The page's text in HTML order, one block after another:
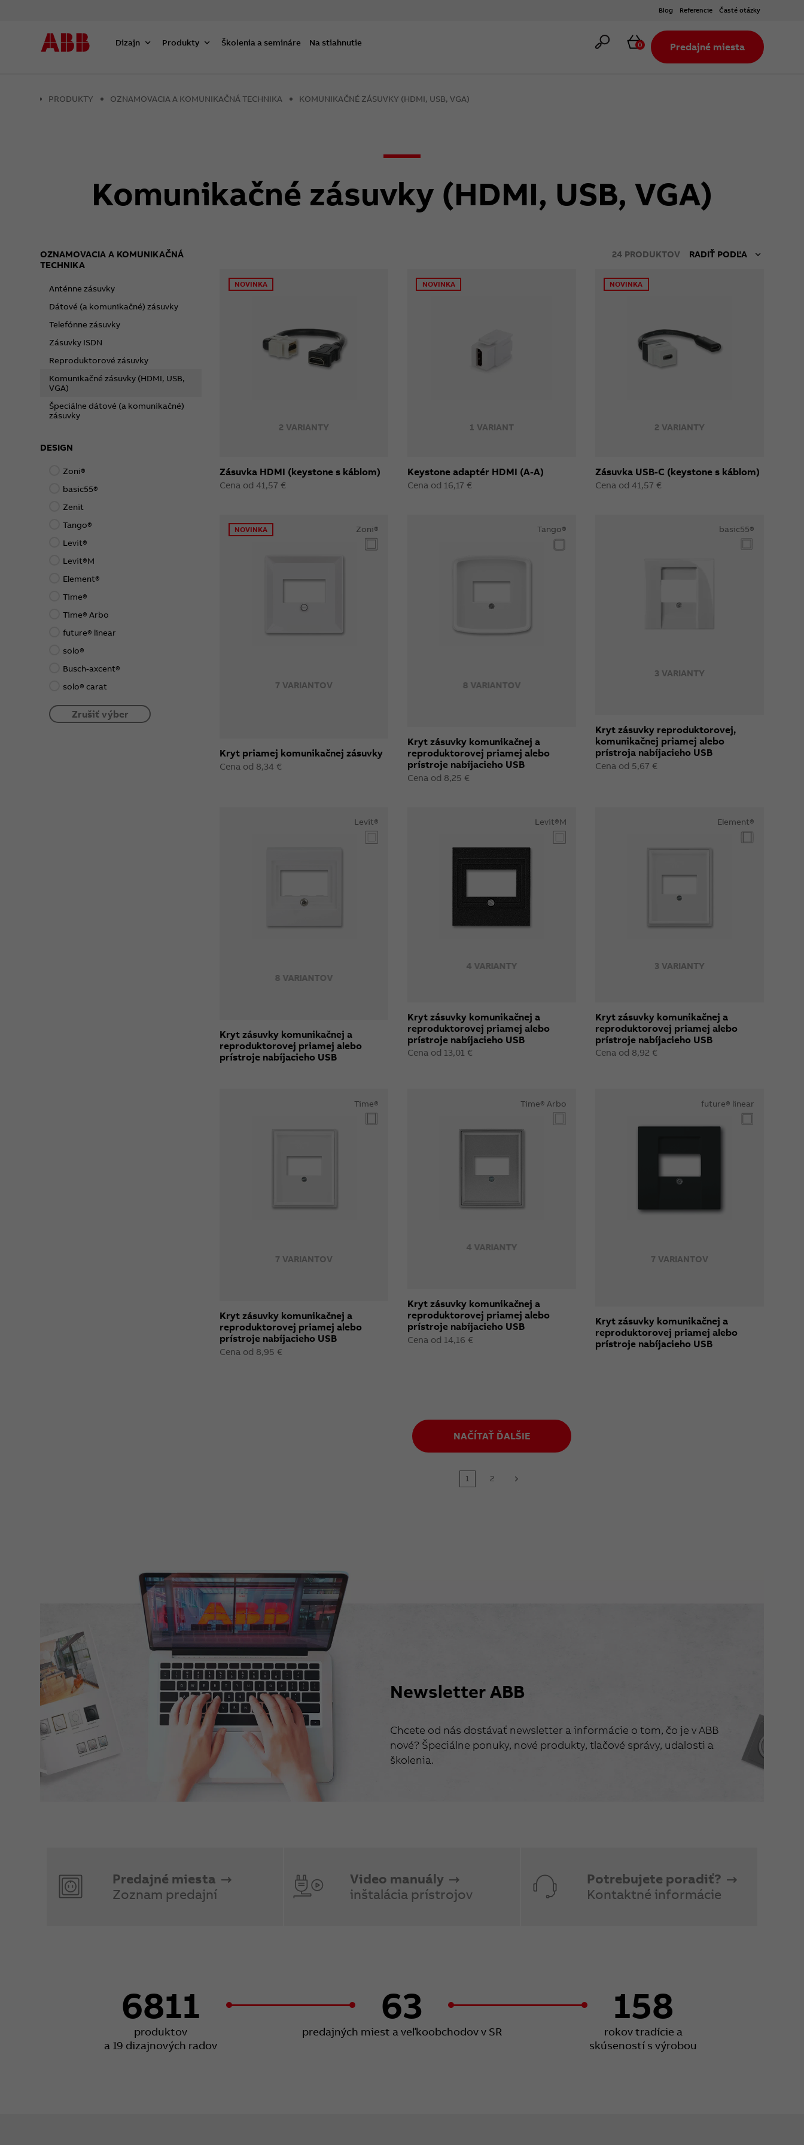
Blog Referencie Časté otázky
Dizajn Produkty Školenia a semináre Na stiahnutie Hľadať Košík
0 Predajné miesta
PRODUKTY OZNAMOVACIA A KOMUNIKAČNÁ TECHNIKA KOMUNIKAČNÉ ZÁSUVKY (HDMI, USB, VGA)
Komunikačné zásuvky (HDMI, USB, VGA)
OZNAMOVACIA A KOMUNIKAČNÁ
TECHNIKA
Anténne zásuvky
Dátové (a komunikačné) zásuvky
Telefónne zásuvky
Zásuvky ISDN
Reproduktorové zásuvky
Komunikačné zásuvky (HDMI, USB,
VGA)
Špeciálne dátové (a komunikačné)
zásuvky
DESIGN
Zoni®
basic55®
Zenit
Tango®
Levit®
Levit®M
Element®
Time®
Time® Arbo
future® linear
solo®
Busch-axcent®
solo® carat
Zrušiť výber
24PRODUKTOV RADIŤ PODĽA
2 VARIANTY
NOVINKA
Zásuvka HDMI (keystone s káblom)
Cena od 41,57 €
1 VARIANT
NOVINKA
Keystone adaptér HDMI (A-A)
Cena od 16,17 €
2 VARIANTY
NOVINKA
Zásuvka USB-C (keystone s káblom)
Cena od 41,57 €
7 VARIANTOV
NOVINKA Zoni®
Kryt priamej komunikačnej zásuvky
Cena od 8,34 €
8 VARIANTOV
Tango®
Kryt zásuvky komunikačnej a
reproduktorovej priamej alebo
prístroje nabíjacieho USB
Cena od 8,25 €
3 VARIANTY
basic55®
Kryt zásuvky reproduktorovej,
komunikačnej priamej alebo
prístroja nabíjacieho USB
Cena od 5,67 €
8 VARIANTOV
Levit®
Kryt zásuvky komunikačnej a
reproduktorovej priamej alebo
prístroje nabíjacieho USB
4 VARIANTY
Levit®M
Kryt zásuvky komunikačnej a
reproduktorovej priamej alebo
prístroje nabíjacieho USB
Cena od 13,01 €
3 VARIANTY
Element®
Kryt zásuvky komunikačnej a
reproduktorovej priamej alebo
prístroje nabíjacieho USB
Cena od 8,92 €
7 VARIANTOV
Time®
Kryt zásuvky komunikačnej a
reproduktorovej priamej alebo
prístroje nabíjacieho USB
Cena od 8,95 €
4 VARIANTY
Time® Arbo
Kryt zásuvky komunikačnej a
reproduktorovej priamej alebo
prístroje nabíjacieho USB
Cena od 14,16 €
7 VARIANTOV
future® linear
Kryt zásuvky komunikačnej a
reproduktorovej priamej alebo
prístroje nabíjacieho USB
NAČÍTAŤ ĎALŠIE
1
2
Newsletter ABB
Chcete od nás dostávať newsletter a informácie o tom, čo je v ABB
nové? Špeciálne ponuky, nové produkty, tlačové správy, udalosti a
školenia.
Predajné miesta
Zoznam predajní
Video manuály
inštalácia prístrojov
Potrebujete poradiť?
Kontaktné informácie
6811
produktov
a 19 dizajnových radov
63
predajných miest a veľkoobchodov v SR
158
rokov tradície a
skúseností s výrobou